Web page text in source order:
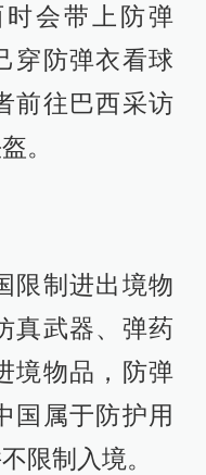
会带上防弹
穿防弹衣看球
前往巴西采访
。
限制进出境物
真武器、弹药
境物品，防弹
国属于防护用
限制入境。